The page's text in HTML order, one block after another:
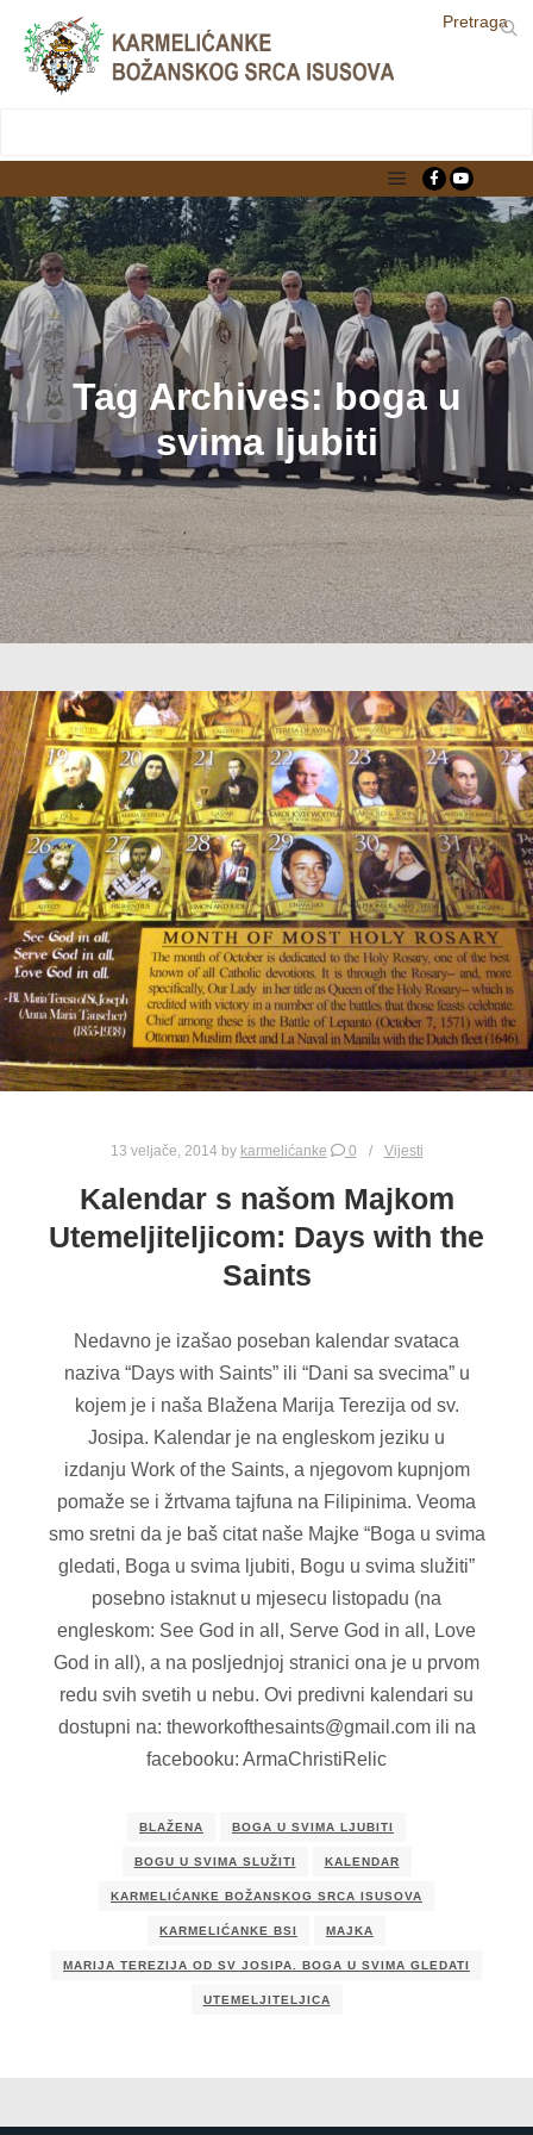
LjekarnaCroatia.com
Pretraga
Main menu
Tag Archives:boga u
svima ljubiti
13 veljače, 2014by karmelićanke 0 Vijesti
Kalendar s našom Majkom
Utemeljiteljicom: Days with the
Saints
Nedavno je izašao poseban kalendar svataca
naziva “Days with Saints” ili “Dani sa svecima” u
kojem je i naša Blažena Marija Terezija od sv.
Josipa. Kalendar je na engleskom jeziku u
izdanju Work of the Saints, a njegovom kupnjom
pomaže se i žrtvama tajfuna na Filipinima. Veoma
smo sretni da je baš citat naše Majke “Boga u svima
gledati, Boga u svima ljubiti, Bogu u svima služiti”
posebno istaknut u mjesecu listopadu (na
engleskom: See God in all, Serve God in all, Love
God in all), a na posljednjoj stranici ona je u prvom
redu svih svetih u nebu. Ovi predivni kalendari su
dostupni na: theworkofthesaints@gmail.com ili na
facebooku: ArmaChristiRelic
BLAŽENA BOGA U SVIMA LJUBITI
BOGU U SVIMA SLUŽITI KALENDAR
KARMELIĆANKE BOŽANSKOG SRCA ISUSOVA
KARMELIĆANKE BSI MAJKA
MARIJA TEREZIJA OD SV JOSIPA. BOGA U SVIMA GLEDATI
UTEMELJITELJICA